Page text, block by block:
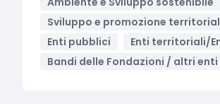
Sviluppo e promozione
Enti pubblici
Enti territoriali/
Bandi delle Fondazioni / altri enti